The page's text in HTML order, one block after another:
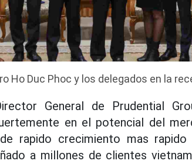
Ho Duc Phoc y los delegados en la
General de Prudential
en el potencial del
rapido crecimiento mas
a millones de clientes